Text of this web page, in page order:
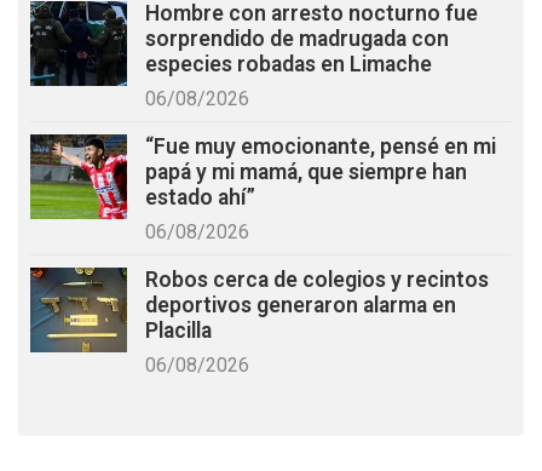
Hombre con arresto nocturno fue
sorprendido de madrugada con
especies robadas en Limache
06/08/2026
“Fue muy emocionante, pensé en mi
papá y mi mamá, que siempre han
estado ahí”
06/08/2026
Robos cerca de colegios y recintos
deportivos generaron alarma en
Placilla
06/08/2026